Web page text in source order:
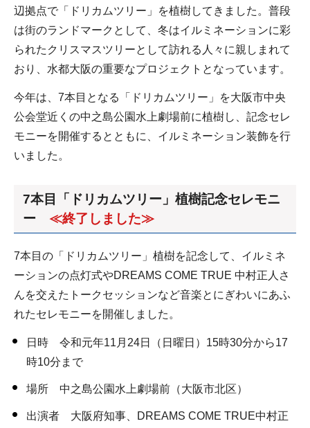
辺拠点で「ドリカムツリー」を植樹してきました。普段
は街のランドマークとして、冬はイルミネーションに彩
られたクリスマスツリーとして訪れる人々に親しまれて
おり、水都大阪の重要なプロジェクトとなっています。
今年は、7本目となる「ドリカムツリー」を大阪市中央
公会堂近くの中之島公園水上劇場前に植樹し、記念セレ
モニーを開催するとともに、イルミネーション装飾を行
いました。
7本目「ドリカムツリー」植樹記念セレモニ
ー ≪終了しました≫
7本目の「ドリカムツリー」植樹を記念して、イルミネ
ーションの点灯式やDREAMS COME TRUE 中村正人さ
んを交えたトークセッションなど音楽とにぎわいにあふ
れたセレモニーを開催しました。
日時 令和元年11月24日（日曜日）15時30分から17
時10分まで
場所 中之島公園水上劇場前（大阪市北区）
出演者 大阪府知事、DREAMS COME TRUE中村正